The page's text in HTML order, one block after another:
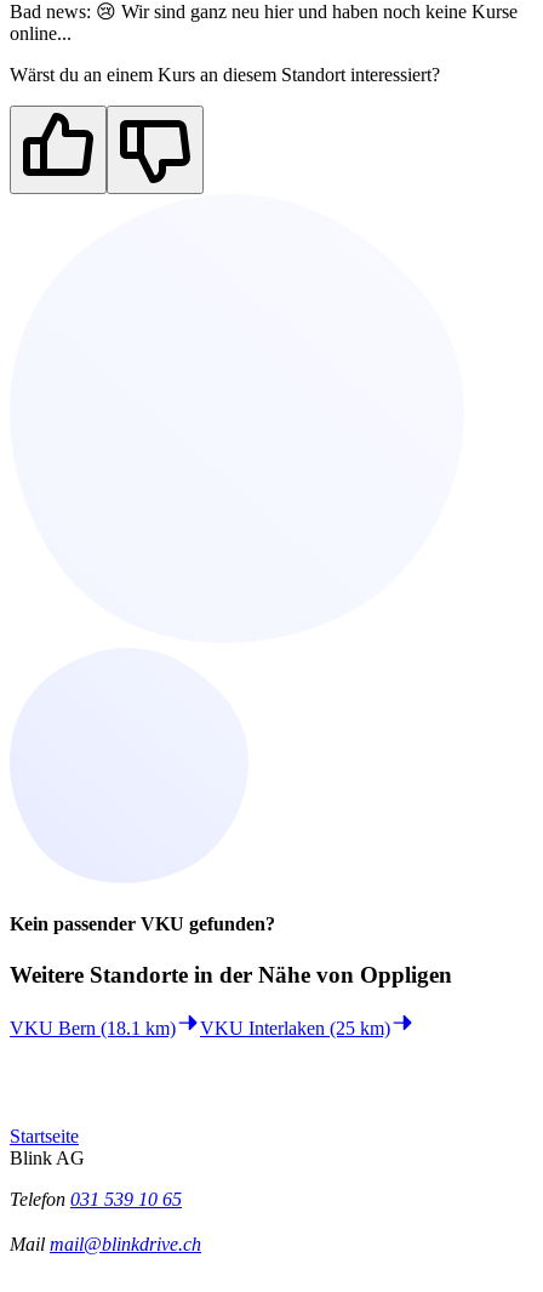
Bad news: 😢 Wir sind ganz neu hierund haben noch keine Kurse
online...
Wärst du an einem Kurs an diesem Standort interessiert?
Kein passender VKU gefunden?
Weitere Standorte in der Nähe von Oppligen
VKU Bern (18.1 km) VKU Interlaken (25 km)
Startseite
Blink AG
Telefon 031 539 10 65
Mail mail@blinkdrive.ch